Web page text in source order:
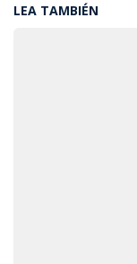
LEA TAMBIÉN